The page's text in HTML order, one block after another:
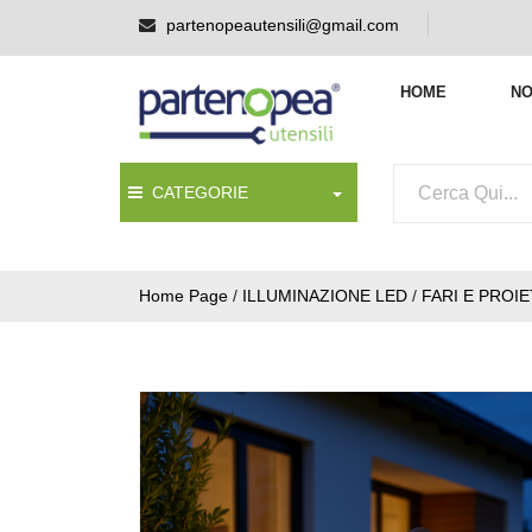
partenopeautensili@gmail.com
HOME
CATEGORIE
Home Page / ILLUMINAZIONE LED / FARI E